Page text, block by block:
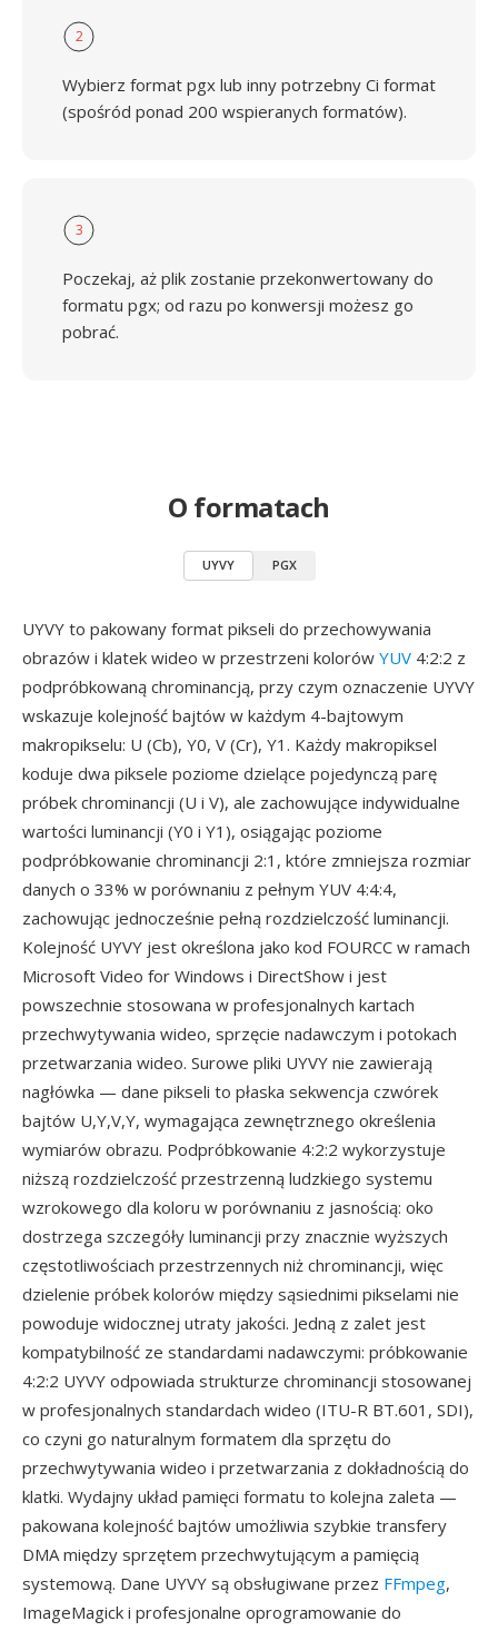
2
Wybierz format pgx lub inny potrzebny Ci format
(spośród ponad 200 wspieranych formatów).
3
Poczekaj, aż plik zostanie przekonwertowany do
formatu pgx; od razu po konwersji możesz go
pobrać.
O formatach
UYVY PGX
UYVY to pakowany format pikseli do przechowywania
obrazów i klatek wideo w przestrzeni kolorów YUV 4:2:2 z
podpróbkowaną chrominancją, przy czym oznaczenie UYVY
wskazuje kolejność bajtów w każdym 4-bajtowym
makropikselu: U (Cb), Y0, V (Cr), Y1. Każdy makropiksel
koduje dwa piksele poziome dzielące pojedynczą parę
próbek chrominancji (U i V), ale zachowujące indywidualne
wartości luminancji (Y0 i Y1), osiągając poziome
podpróbkowanie chrominancji 2:1, które zmniejsza rozmiar
danych o 33% w porównaniu z pełnym YUV 4:4:4,
zachowując jednocześnie pełną rozdzielczość luminancji.
Kolejność UYVY jest określona jako kod FOURCC w ramach
Microsoft Video for Windows i DirectShow i jest
powszechnie stosowana w profesjonalnych kartach
przechwytywania wideo, sprzęcie nadawczym i potokach
przetwarzania wideo. Surowe pliki UYVY nie zawierają
nagłówka — dane pikseli to płaska sekwencja czwórek
bajtów U,Y,V,Y, wymagająca zewnętrznego określenia
wymiarów obrazu. Podpróbkowanie 4:2:2 wykorzystuje
niższą rozdzielczość przestrzenną ludzkiego systemu
wzrokowego dla koloru w porównaniu z jasnością: oko
dostrzega szczegóły luminancji przy znacznie wyższych
częstotliwościach przestrzennych niż chrominancji, więc
dzielenie próbek kolorów między sąsiednimi pikselami nie
powoduje widocznej utraty jakości. Jedną z zalet jest
kompatybilność ze standardami nadawczymi: próbkowanie
4:2:2 UYVY odpowiada strukturze chrominancji stosowanej
w profesjonalnych standardach wideo (ITU-R BT.601, SDI),
co czyni go naturalnym formatem dla sprzętu do
przechwytywania wideo i przetwarzania z dokładnością do
klatki. Wydajny układ pamięci formatu to kolejna zaleta —
pakowana kolejność bajtów umożliwia szybkie transfery
DMA między sprzętem przechwytującym a pamięcią
systemową. Dane UYVY są obsługiwane przez FFmpeg,
ImageMagick i profesjonalne oprogramowanie do